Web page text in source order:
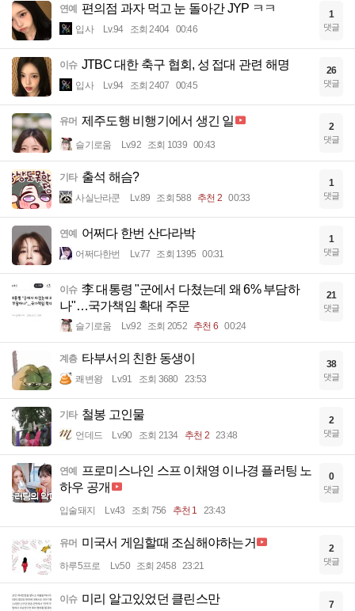
연예 편의점 과자 먹고 눈 돌아간 JYP ㅋㅋ
입사 Lv.94 조회 2404 00:46
1
댓글
이슈 JTBC 대한 축구 협회, 성 접대 관련 해명
입사 Lv.94 조회 2407 00:45
26
댓글
유머 제주도행 비행기에서 생긴 일
슬기로움 Lv.92 조회 1039 00:43
2
댓글
기타 출석 해슴?
사실난라쿤 Lv.89 조회 588 추천 2 00:33
1
댓글
연예 어쩌다 한번 산다라박
어쩌다한번 Lv.77 조회 1395 00:31
1
댓글
이슈 李 대통령 "군에서 다쳤는데 왜 6% 부담하
나"…국가책임 확대 주문
슬기로움 Lv.92 조회 2052 추천 6 00:24
21
댓글
계층 타부서의 친한 동생이
쾌변왕 Lv.91 조회 3680 23:53
38
댓글
기타 철봉 고인물
언데드 Lv.90 조회 2134 추천 2 23:48
2
댓글
연예 프로미스나인 스프 이채영 이나경 플러팅 노
하우 공개
입술돼지 Lv.43 조회 756 추천 1 23:43
0
댓글
유머 미국서 게임할때 조심해야하는거
하루5프로 Lv.50 조회 2458 23:21
2
댓글
이슈 미리 알고있었던 클린스만 7